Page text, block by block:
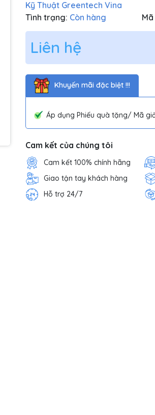
Kỹ Thuật Greentech Vina
Tình trạng: Còn hàng
Liên hệ
Khuyến mãi đặc biệt !!!
Áp dụng Phiếu quà tặng/ Mã
Cam kết của chúng tôi
Cam kết 100% chính hãng
Giao tận tay khách hàng
Hỗ trợ 24/7